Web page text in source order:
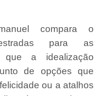
compara o
para as
que a idealização
de opções que
ou a atalhos